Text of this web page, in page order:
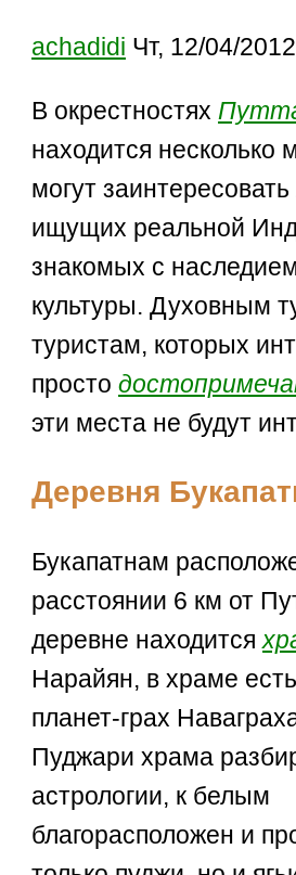
achadidi Чт, 12/04/
В окрестностях
находится несколько
могут
ищущих реальной
знакомых с
культуры. Духовным
туристам, которых
просто
эти места не будут
Деревня
Букапатнам
расстоянии 6 км от
деревне находится
Нарайян, в храме
планет-грах
Пуджари храма
астрологии, к белым
благорасположен и